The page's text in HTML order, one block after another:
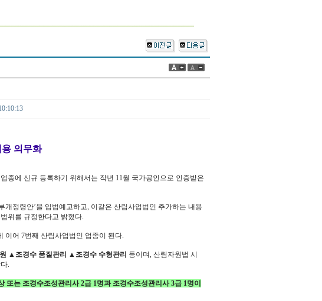
의무화
종에 신규 등록하기 위해서는 작년 11월 국가공인으로 인증받은
정령안’을 입법예고하고, 이같은 산림사업법인 추가하는 내용
위를 규정한다고 밝혔다.
이어 7번째 산림사업법인 업종이 된다.
▲조경수 품질관리 ▲조경수 수형관리 등이며, 산림자원법 시
.
는 조경수조성관리사 2급 1명과 조경수조성관리사 3급 1명이